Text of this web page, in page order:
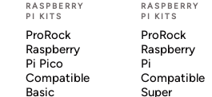
RASPBERRY
PI KITS
ProRock
Raspberry
Pi Pico
Compatible
Basic
RASPBERRY
PI KITS
ProRock
Raspberry
Pi
Compatible
Super